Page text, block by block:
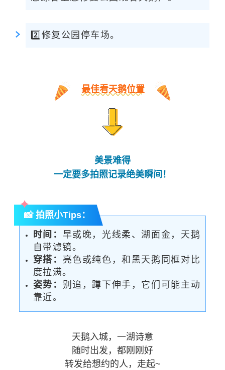
2️⃣修复公园停车场。
最佳看天鹅位置
美景难得
一定要多拍照记录绝美瞬间！
📸 拍照小Tips：
时间： 早或晚，光线柔、湖面金，天鹅
自带滤镜。
穿搭： 亮色或纯色，和黑天鹅同框对比
度拉满。
姿势： 别追，蹲下伸手，它们可能主动
靠近。
天鹅入城，一湖诗意
随时出发，都刚刚好
转发给想约的人，走起~